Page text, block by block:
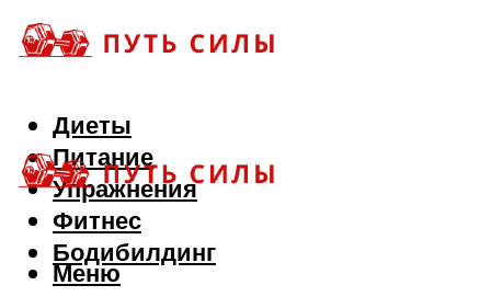
Диеты
Питание
Упражнения
Фитнес
Бодибилдинг
Меню